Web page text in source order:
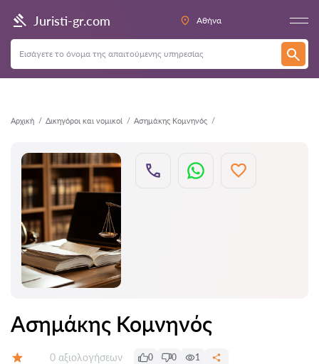
Juristi-gr.com Αθήνα
Αρχική Δικηγόροι και νομικοί Ασημάκης Κομνηνός
Πίσω
Ασημάκης Κομνηνός
Αξιολογήσεις:
0 αξιολογήσεων 0 0 1